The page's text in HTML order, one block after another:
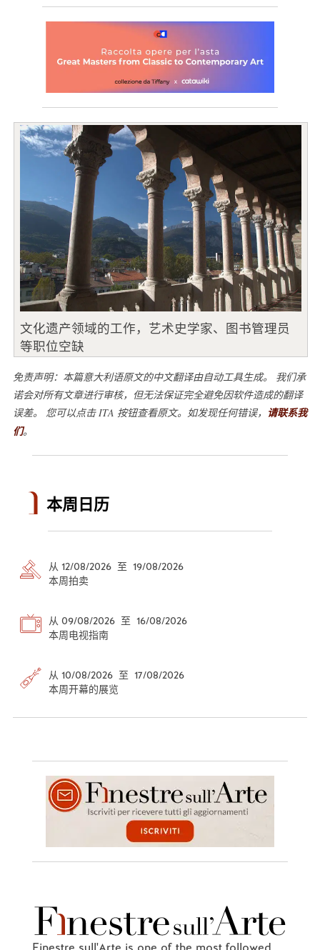
文化遗产领域的工作，艺术史学家、图书管理员
等职位空缺
免责声明：本篇意大利语原文的中文翻译由自动工具生成。 我们承
诺会对所有文章进行审核，但无法保证完全避免因软件造成的翻译
误差。 您可以点击 ITA 按钮查看原文。如发现任何错误， 请联系我
们。
本周日历
从 12/08/2026 至 19/08/2026
本周拍卖
从 09/08/2026 至 16/08/2026
本周电视指南
从 10/08/2026 至 17/08/2026
本周开幕的展览